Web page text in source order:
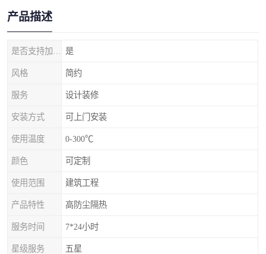
产品描述
是
风格 简约
服务 设计装修
安装方式 可上门安装
使用温度 0-300℃
颜色 可定制
使用范围 建筑工程
产品特性 高防尘隔热
服务时间 7*24小时
星级服务 五星